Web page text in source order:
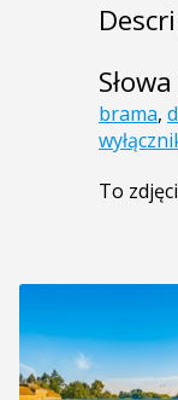
brama,
To